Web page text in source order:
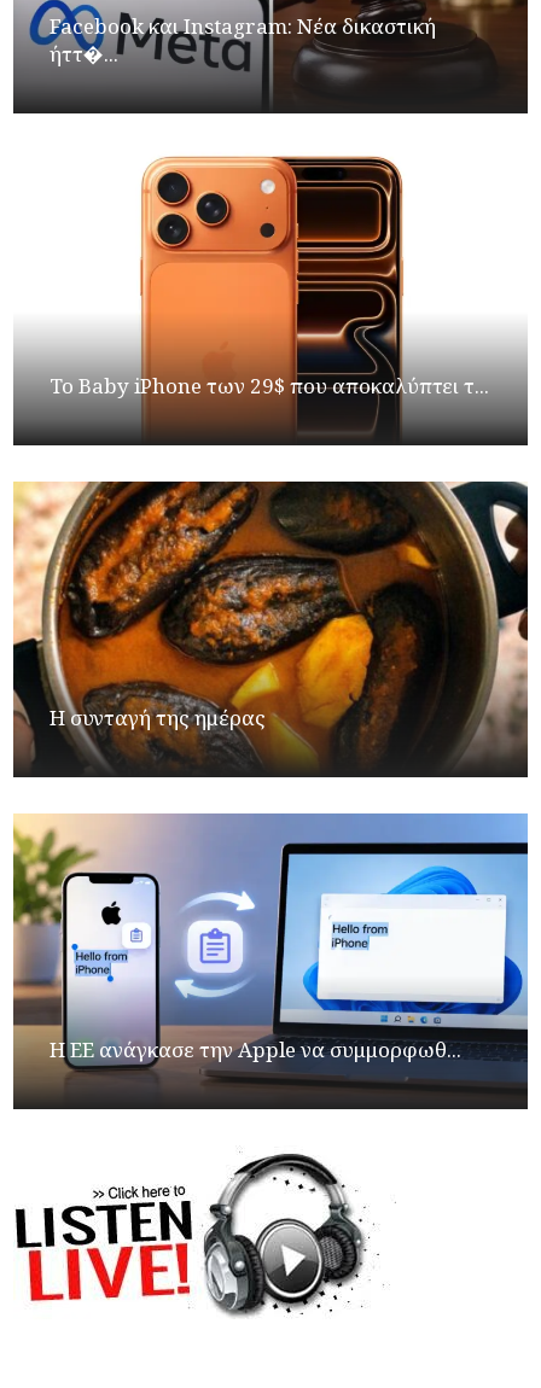
Facebook και Instagram: Νέα δικαστική
ήττ�...
Το Baby iPhone των 29$ που αποκαλύπτει τ...
Η συνταγή της ημέρας
H ΕΕ ανάγκασε την Apple να συμμορφωθ...